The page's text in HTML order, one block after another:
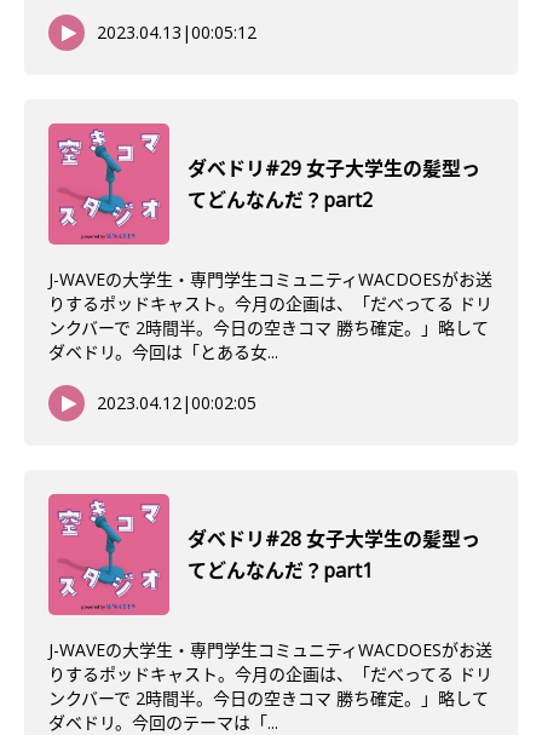
2023.04.13 |00:05:12
ダべドリ#29 女子大学生の髪型っ
てどんなんだ？part2
J-WAVEの大学生・専門学生コミュニティWACDOESがお送
りするポッドキャスト。今月の企画は、「だべってる ドリ
ンクバーで 2時間半。今日の空きコマ 勝ち確定。」略して
ダベドリ。今回は「とある女...
2023.04.12|00:02:05
ダべドリ#28 女子大学生の髪型っ
てどんなんだ？part1
J-WAVEの大学生・専門学生コミュニティWACDOESがお送
りするポッドキャスト。今月の企画は、「だべってる ドリ
ンクバーで 2時間半。今日の空きコマ 勝ち確定。」略して
ダベドリ。今回のテーマは「...